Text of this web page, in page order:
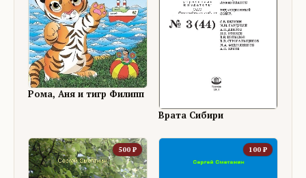
Рома, Аня и тигр Филипп
Врата Сибири
500 ₽ 100 ₽